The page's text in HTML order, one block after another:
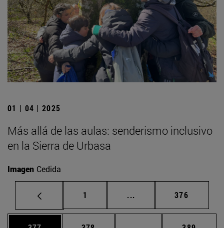
01 | 04 | 2025
Más allá de las aulas: senderismo inclusivo
en la Sierra de Urbasa
Imagen Cedida
Página
1 ... Páginas intermedias
Página
376